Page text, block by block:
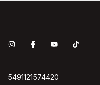
5491121574420